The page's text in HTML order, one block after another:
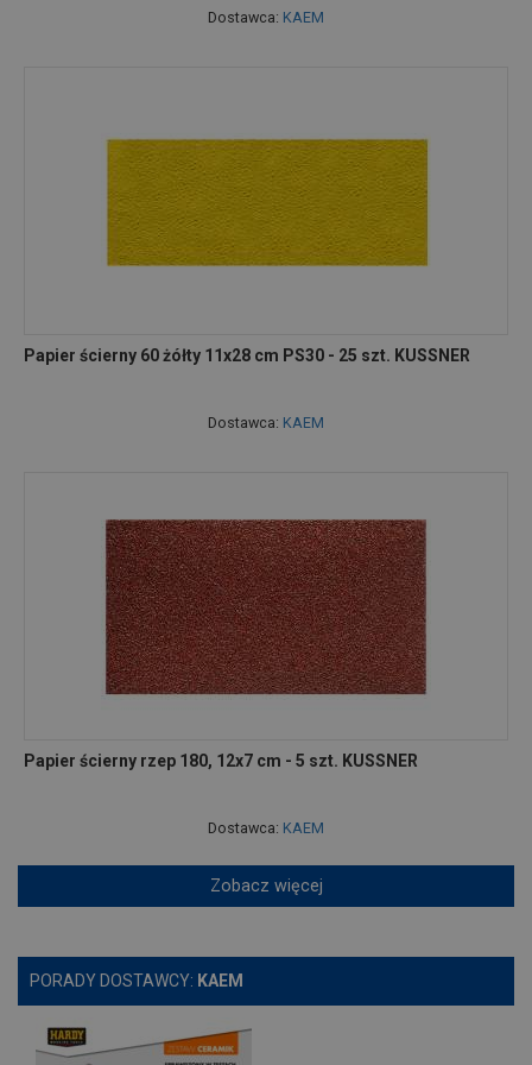
Dostawca: KAEM
Papier ścierny 60 żółty 11x28 cm PS30 - 25 szt. KUSSNER
Dostawca: KAEM
Papier ścierny rzep 180, 12x7 cm - 5 szt. KUSSNER
Dostawca: KAEM
Zobacz więcej
PORADY DOSTAWCY: KAEM